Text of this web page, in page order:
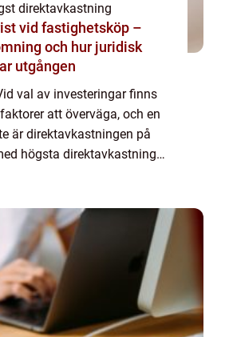
direktavkastning
vid fastighetsköp –
och hur juridisk
utgången
val av investeringar finns
att överväga, och en
är direktavkastningen på
högsta direktavkastning